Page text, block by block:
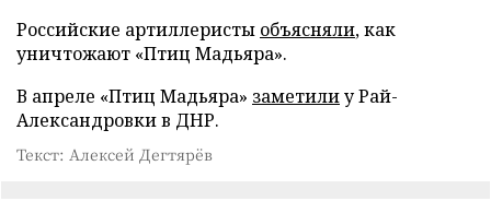
Российские артиллеристы объясняли, как
уничтожают «Птиц Мадьяра».
В апреле «Птиц Мадьяра» заметилиу Рай-
Александровки в ДНР.
Текст: Алексей Дегтярёв